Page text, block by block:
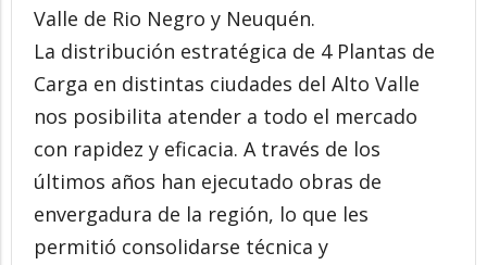
Valle de Rio Negro y Neuquén.
La distribución estratégica de 4 Plantas de
Carga en distintas ciudades del Alto Valle
nos posibilita atender a todo el mercado
con rapidez y eficacia. A través de los
últimos años han ejecutado obras de
envergadura de la región, lo que les
permitió consolidarse técnica y